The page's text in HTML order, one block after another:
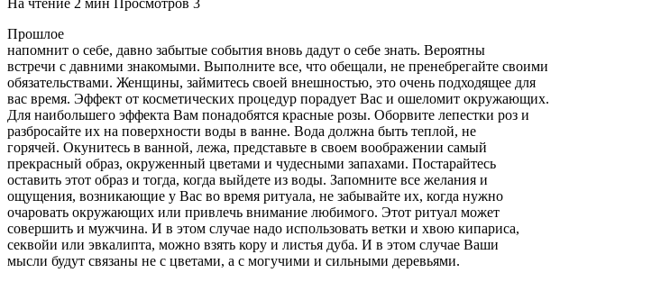
Прошлое
напомнит о себе, давно забытые события вновь дадут о себе знать. Вероятны
встречи с давними знакомыми. Выполните все, что обещали, не пренебрегайте своими
обязательствами. Женщины, займитесь своей внешностью, это очень подходящее для
вас время. Эффект от косметических процедур порадует Вас и ошеломит окружающих.
Для наибольшего эффекта Вам понадобятся красные розы. Оборвите лепестки роз и
разбросайте их на поверхности воды в ванне. Вода должна быть теплой, не
горячей. Окунитесь в ванной, лежа, представьте в своем воображении самый
прекрасный образ, окруженный цветами и чудесными запахами. Постарайтесь
оставить этот образ и тогда, когда выйдете из воды. Запомните все желания и
ощущения, возникающие у Вас во время ритуала, не забывайте их, когда нужно
очаровать окружающих или привлечь внимание любимого. Этот ритуал может
совершить и мужчина. И в этом случае надо использовать ветки и хвою кипариса,
секвойи или эвкалипта, можно взять кору и листья дуба. И в этом случае Ваши
мысли будут связаны не с цветами, а с могучими и сильными деревьями.